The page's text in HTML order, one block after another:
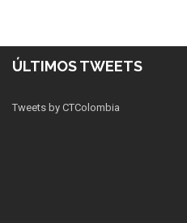
ÚLTIMOS TWEETS
Tweets by CTColombia